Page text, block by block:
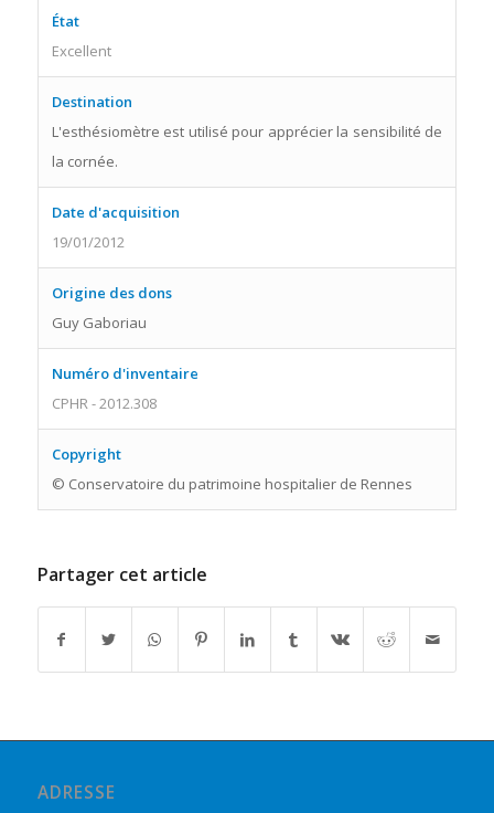
État
Excellent
Destination
L'esthésiomètre est utilisé pour apprécier la sensibilité de
la cornée.
Date d'acquisition
19/01/2012
Origine des dons
Guy Gaboriau
Numéro d'inventaire
CPHR - 2012.308
Copyright
© Conservatoire du patrimoine hospitalier de Rennes
Partager cet article
ADRESSE